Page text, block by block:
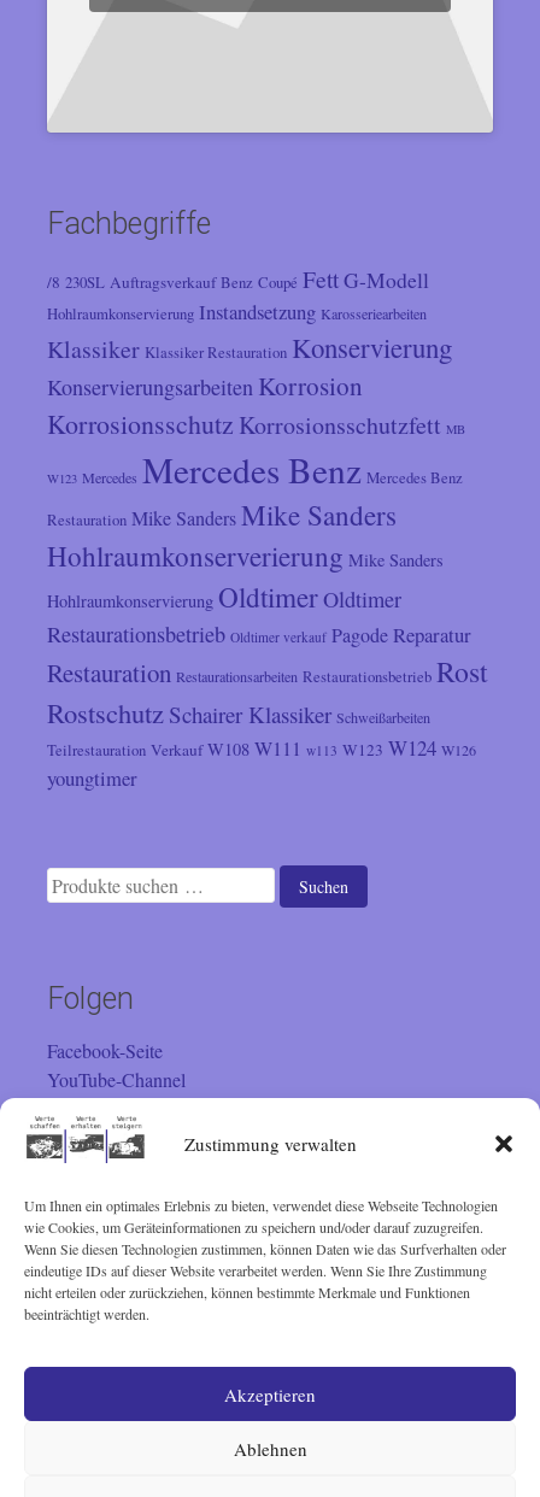
Zustimmung verwalten
Um Ihnen ein optimales Erlebnis zu bieten, verwendet diese Webseite Technologien
wie Cookies, um Geräteinformationen zu speichern und/oder darauf zuzugreifen.
Wenn Sie diesen Technologien zustimmen, können Daten wie das Surfverhalten oder
eindeutige IDs auf dieser Website verarbeitet werden. Wenn Sie Ihre Zustimmung
nicht erteilen oder zurückziehen, können bestimmte Merkmale und Funktionen
beeinträchtigt werden.
Akzeptieren
Ablehnen
Fachbegriffe
/8 230SL Auftragsverkauf Benz Coupé FettG-Modell
Hohlraumkonservierung Instandsetzung Karosseriearbeiten
Klassiker Klassiker Restauration Konservierung
Konservierungsarbeiten Korrosion
Korrosionsschutz Korrosionsschutzfett MB
W123 Mercedes Mercedes Benz Mercedes Benz
Restauration Mike SandersMike Sanders
Hohlraumkonserverierung Mike Sanders
Hohlraumkonservierung OldtimerOldtimer
Restaurationsbetrieb Oldtimer verkauf PagodeReparatur
Restauration Restaurationsarbeiten Restaurationsbetrieb Rost
Rostschutz Schairer Klassiker Schweißarbeiten
Teilrestauration Verkauf W108 W111 w113 W123 W124 W126
youngtimer
Suchen
nach:
Suchen
Folgen
Facebook-Seite
YouTube-Channel
Besucher
Sie sind seit 01.02.2001 der